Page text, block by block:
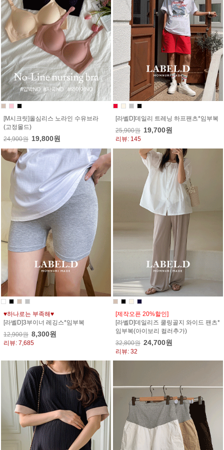
[M시크릿]올심리스 노라인 수유브라
(고정몰드)
24,900원 19,800원
[라벨D]데일리 트레닝 하프팬츠*임부복
25,900원 19,700원
리뷰: 145
♥하나로는 부족해♥
[라벨D]3부이너 레깅스*임부복
12,900원 8,300원
리뷰: 7,685
[제작오픈 20%할인]
[라벨D]데일리즈 쿨링골지 와이드 팬츠*
임부복(아이보리 컬러추가)
32,800원 24,700원
리뷰: 32